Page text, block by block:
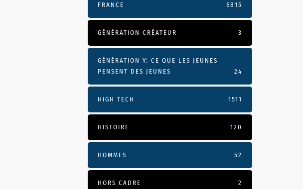
FRANCE 6815
GÉNÉRATION CRÉATEUR 3
GÉNÉRATION Y: CE QUE LES JEUNES
PENSENT DES JEUNES
24
HIGH TECH 1511
HISTOIRE 120
HOMMES 52
HORS CADRE 2